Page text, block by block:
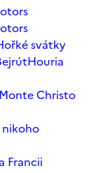
svátky
Houria
Christo
Francii